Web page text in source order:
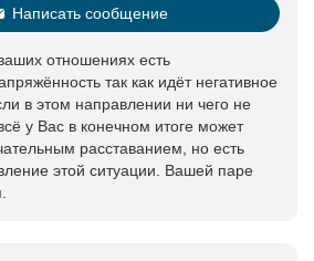
Написать сообщение
отношениях есть
так как идёт негативное
в этом направлении ни чего не
у Вас в конечном итоге может
расставанием, но есть
этой ситуации. Вашей паре